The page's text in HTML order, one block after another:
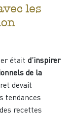
les
était d’inspirer
de la
devait
tendances
recettes